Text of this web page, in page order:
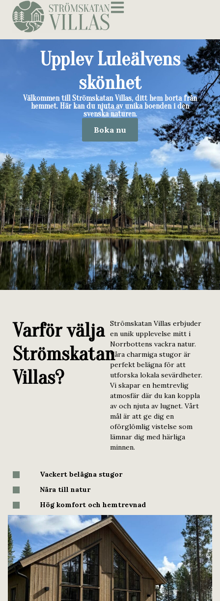
Upplev Luleälvens
skönhet
Välkommen till Strömskatan Villas, ditt hem borta från
hemmet. Här kan du njuta av unika boenden i den
svenska naturen.
Boka nu
Varför välja
Strömskatan
Villas?
Strömskatan Villas erbjuder
en unik upplevelse mitt i
Norrbottens vackra natur.
Våra charmiga stugor är
perfekt belägna för att
utforska lokala sevärdheter.
Vi skapar en hemtrevlig
atmosfär där du kan koppla
av och njuta av lugnet. Vårt
mål är att ge dig en
oförglömlig vistelse som
lämnar dig med härliga
minnen.
Vackert belägna stugor
Nära till natur
Hög komfort och hemtrevnad